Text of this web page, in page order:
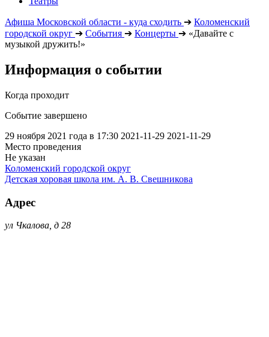
Афиша Московской области - куда сходить ➔ Коломенский
городской округ ➔ События ➔ Концерты ➔ «Давайте с
музыкой дружить!»
Информация о событии
Когда проходит
Событие завершено
29 ноября 2021 года в 17:30 2021-11-29 2021-11-29
Место проведения
Не указан
Коломенский городской округ
Детская хоровая школа им. А. В. Свешникова
Адрес
ул Чкалова, д 28